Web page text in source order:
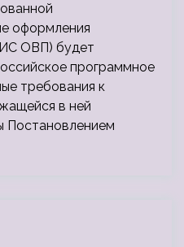
оформления
ОВП) будет
программное
требования к
в ней
Постановлением